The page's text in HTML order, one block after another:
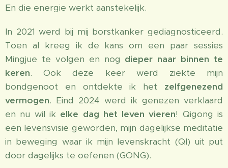
En die energie werkt aanstekelijk.
In 2021 werd bij mij borstkanker gediagnosticeerd.
Toen al kreeg ik de kans om een paar sessies
Mingjue te volgen en nog dieper naar binnen te
keren. Ook deze keer werd ziekte mijn
bondgenoot en ontdekte ik het zelfgenezend
vermogen. Eind 2024 werd ik genezen verklaard
en nu wil ik elke dag het leven vieren! Qigong is
een levensvisie geworden, mijn dagelijkse meditatie
in beweging waar ik mijn levenskracht (QI) uit put
door dagelijks te oefenen (GONG).